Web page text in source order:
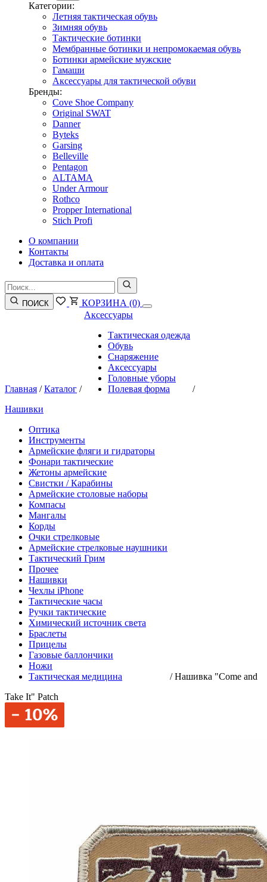
Категории:
Летняя тактическая обувь
Зимняя обувь
Тактические ботинки
Мембранные ботинки и непромокаемая обувь
Ботинки армейские мужские
Гамаши
Аксессуары для тактической обуви
Бренды:
Cove Shoe Company
Original SWAT
Danner
Byteks
Garsing
Belleville
Pentagon
ALTAMA
Under Armour
Rothco
Propper International
Stich Profi
О компании
Контакты
Доставка и оплата
ПОИСК КОРЗИНА (0)
Главная /Каталог /
Аксессуары
Тактическая одежда
Обувь
Снаряжение
Аксессуары
Головные уборы
Полевая форма
/
Нашивки
Оптика
Инструменты
Армейские фляги и гидраторы
Фонари тактические
Жетоны армейские
Свистки / Карабины
Армейские столовые наборы
Компасы
Мангалы
Корды
Очки стрелковые
Армейские стрелковые наушники
Тактический Грим
Прочее
Нашивки
Чехлы iPhone
Тактические часы
Ручки тактические
Химический источник света
Браслеты
Прицелы
Газовые баллончики
Ножи
Тактическая медицина
/Нашивка "Come and
Take It" Patch